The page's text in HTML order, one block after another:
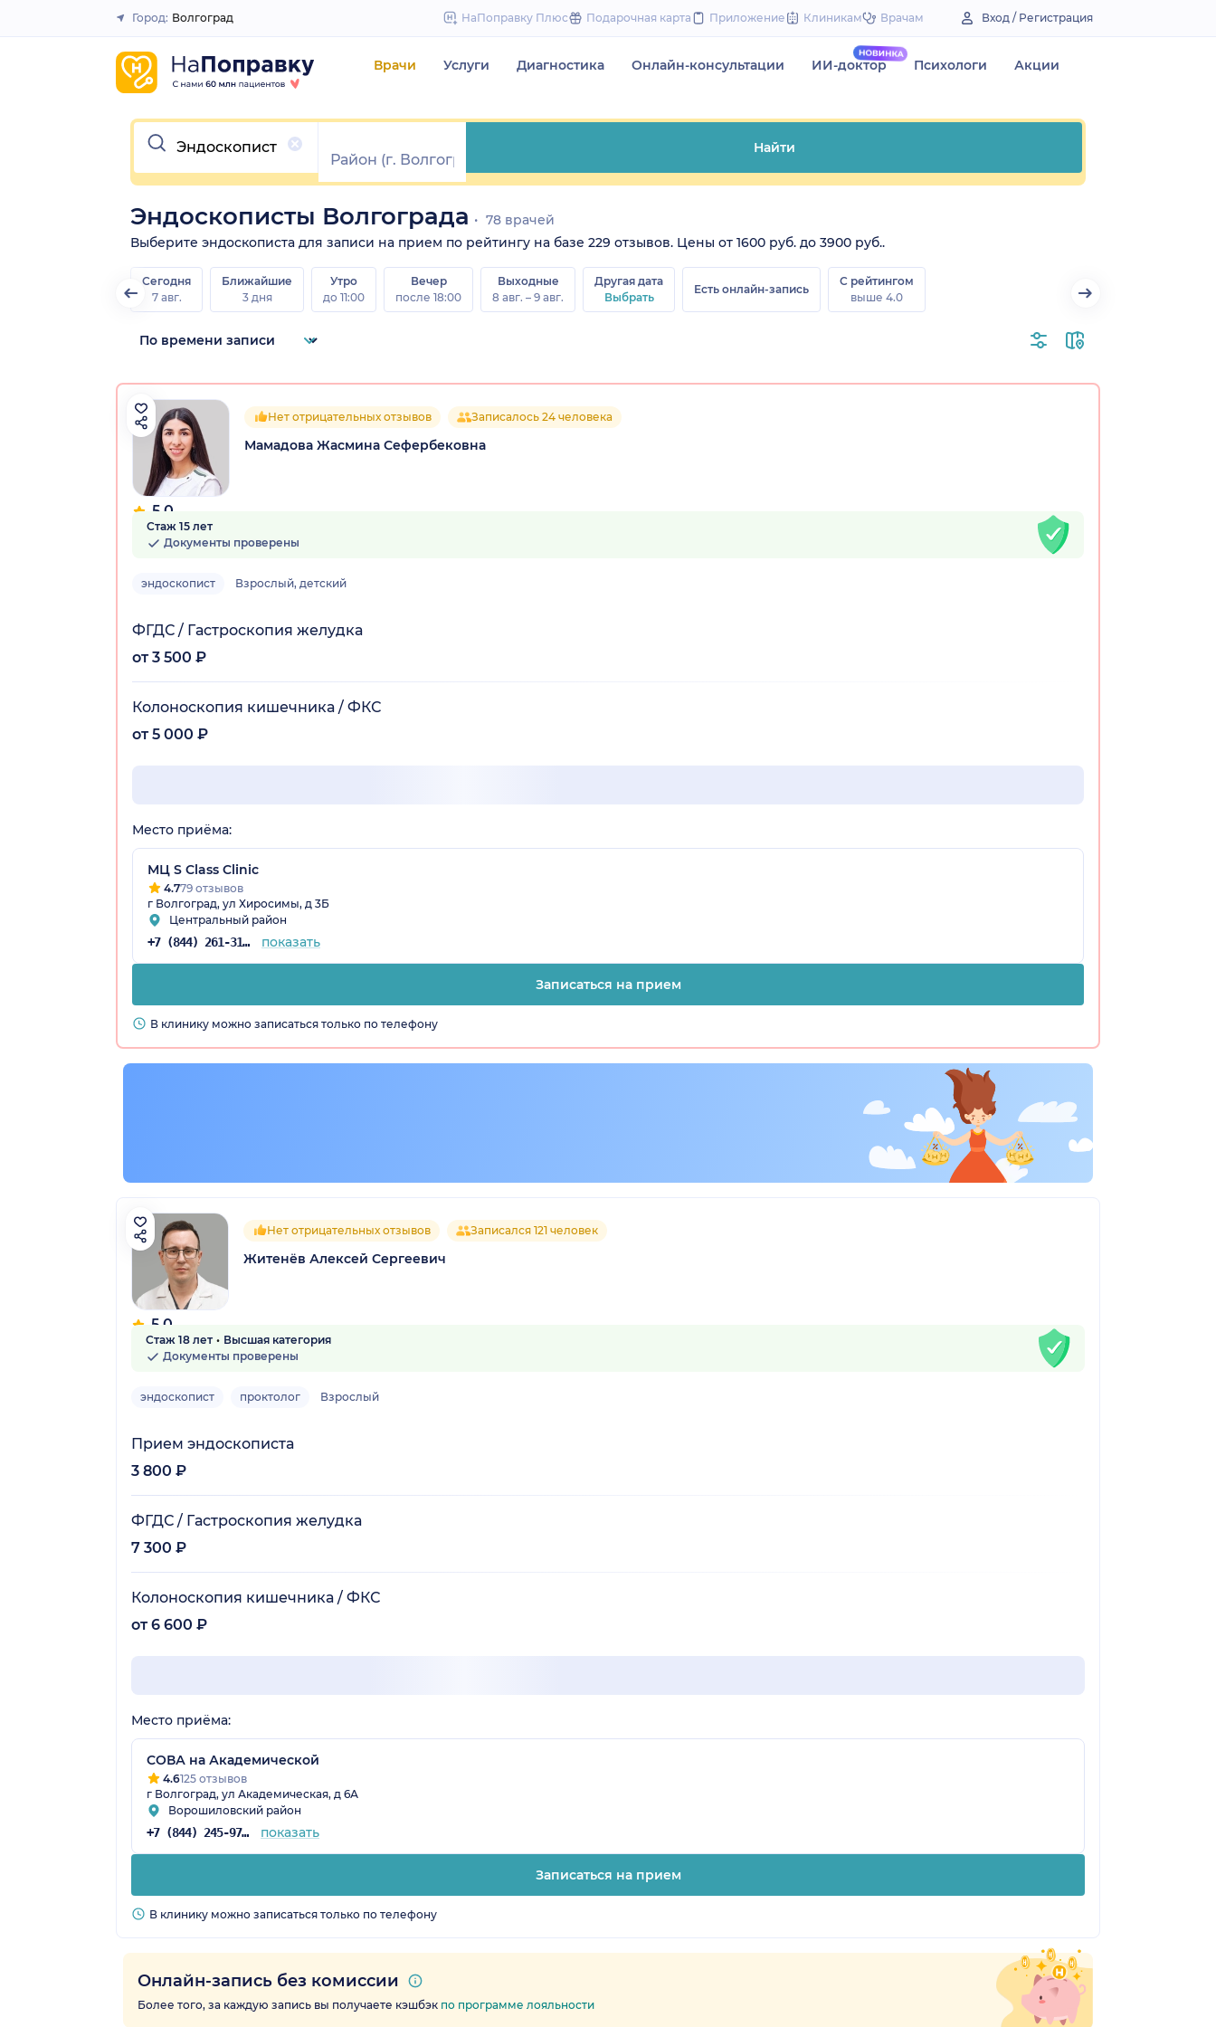
to
Закрыть
Город: Волгоград НаПоправку Плюс Подарочная карта Приложение Клиникам Врачам Вход / Регистрация
Врачи Услуги Диагностика Онлайн-консультации ИИ-доктор Психологи Акции
Очистить
Найти
Эндоскописты Волгограда
78 врачей
Выберите эндоскописта для записи на прием по рейтингу на базе 229 отзывов. Цены от 1600 руб. до 3900 руб..
Сегодня
7 авг.
Ближайшие
3 дня
Утро
до 11:00
Вечер
после 18:00
Выходные
8 авг. – 9 авг.
Другая дата
Выбрать
Есть онлайн-запись
С рейтингом
выше 4.0
5.0
8 отзывов
Нет отрицательных отзывов Записалось 24 человека
Мамадова Жасмина Сефербековна
Стаж 15 лет
Документы проверены
эндоскопист Взрослый, детский
ФГДС / Гастроскопия желудка
от 3 500 ₽
Колоноскопия кишечника / ФКС
от 5 000 ₽
Место приёма:
МЦ S Class Clinic
4.779 отзывов
г Волгоград, ул Хиросимы, д 3Б
Центральный район
+7 (844) 261-31-59 показать
Записаться на прием
В клинику можно записаться только по телефону
5.0
18 отзывов
Нет отрицательных отзывов Записался 121 человек
Житенёв Алексей Сергеевич
Стаж 18 лет
Высшая категория
Документы проверены
эндоскопист проктолог Взрослый
Прием эндоскописта
3 800 ₽
ФГДС / Гастроскопия желудка
7 300 ₽
Колоноскопия кишечника / ФКС
от 6 600 ₽
Место приёма:
СОВА на Академической
4.6125 отзывов
г Волгоград, ул Академическая, д 6А
Ворошиловский район
+7 (844) 245-97-65 показать
Записаться на прием
В клинику можно записаться только по телефону
Онлайн-запись без комиссии
Более того, за каждую запись вы получаете кэшбэк по программе лояльности